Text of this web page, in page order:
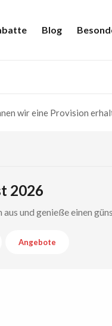
Blog
wir eine Provision
2026
und genieße einen
Angebote